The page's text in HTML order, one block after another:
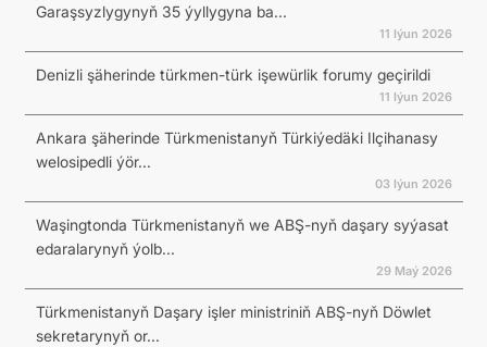
Garaşsyzlygynyň 35 ýyllygyna ba...
11 Iýun 2026
Denizli şäherinde türkmen-türk işewürlik forumy geçirildi
11 Iýun 2026
Ankara şäherinde Türkmenistanyň Türkiýedäki Ilçihanasy
welosipedli ýör...
03 Iýun 2026
Waşingtonda Türkmenistanyň we ABŞ-nyň daşary syýasat
edaralarynyň ýolb...
29 Maý 2026
Türkmenistanyň Daşary işler ministriniň ABŞ-nyň Döwlet
sekretarynyň or...